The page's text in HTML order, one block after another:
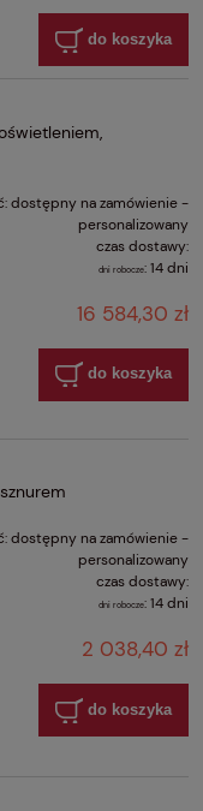
do koszyka
dostępny na zamówienie -
personalizowany
czas dostawy:
dni robocze:14 dni
16 584,30 zł
do koszyka
dostępny na zamówienie -
personalizowany
czas dostawy:
dni robocze:14 dni
2 038,40 zł
do koszyka